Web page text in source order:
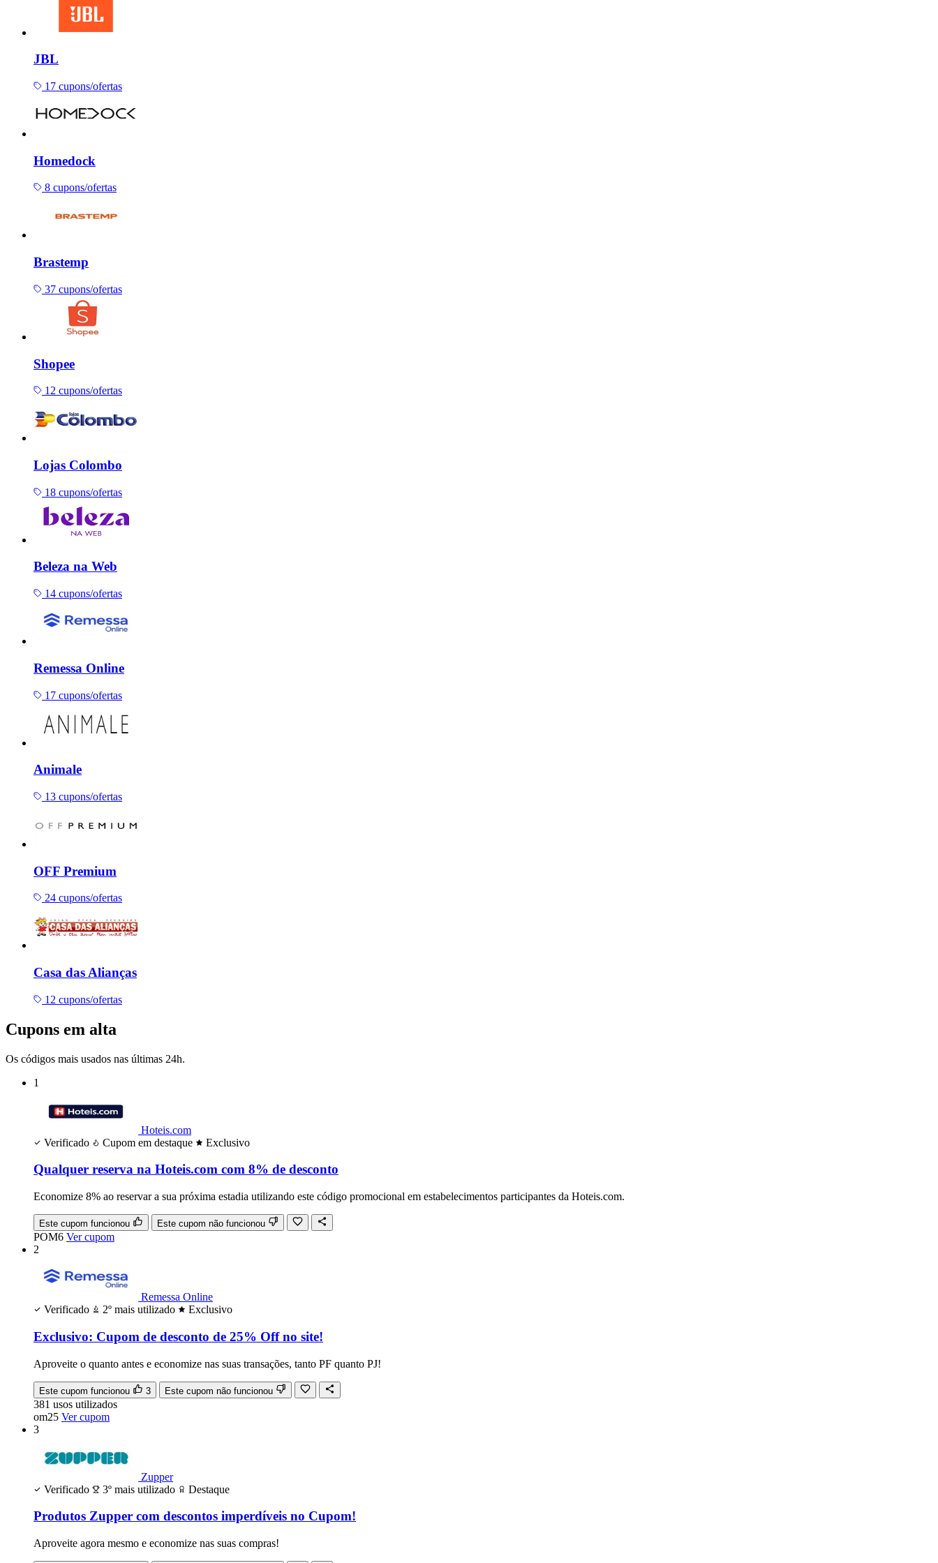
JBL
17 cupons/ofertas
Homedock
8 cupons/ofertas
Brastemp
37 cupons/ofertas
Shopee
12 cupons/ofertas
Lojas Colombo
18 cupons/ofertas
Beleza na Web
14 cupons/ofertas
Remessa Online
17 cupons/ofertas
Animale
13 cupons/ofertas
OFF Premium
24 cupons/ofertas
Casa das Alianças
12 cupons/ofertas
Cupons em alta
Os códigos mais usados nas últimas 24h.
1
Hoteis.com
Verificado
Cupom em destaque Exclusivo
Qualquer reserva na Hoteis.com com 8% de desconto
Economize 8% ao reservar a sua próxima estadia utilizando este código promocional em estabelecimentos participantes da Hoteis.com.
Este cupom funcionou Este cupom não funcionou
POM6 Ver cupom
2
Remessa Online
Verificado
2º mais utilizado Exclusivo
Exclusivo: Cupom de desconto de 25% Off no site!
Aproveite o quanto antes e economize nas suas transações, tanto PF quanto PJ!
Este cupom funcionou 3 Este cupom não funcionou
381 usos utilizados
om25 Ver cupom
3
Zupper
Verificado
3º mais utilizado Destaque
Produtos Zupper com descontos imperdíveis no Cupom!
Aproveite agora mesmo e economize nas suas compras!